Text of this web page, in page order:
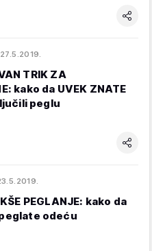
27.5.2019.
TRIK ZA
kako da UVEK ZNATE
peglu
PEGLANJE: kako da
odeću